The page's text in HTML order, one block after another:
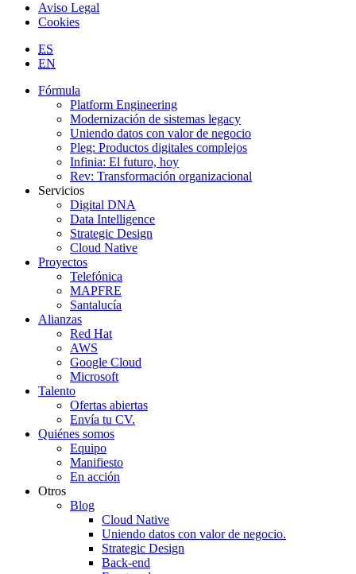
Aviso Legal
Cookies
ES
EN
Fórmula
Platform Engineering
Modernización de sistemas legacy
Uniendo datos con valor de negocio
Pleg: Productos digitales complejos
Infinia: El futuro, hoy
Rev: Transformación organizacional
Servicios
Digital DNA
Data Intelligence
Strategic Design
Cloud Native
Proyectos
Telefónica
MAPFRE
Santalucía
Alianzas
Red Hat
AWS
Google Cloud
Microsoft
Talento
Ofertas abiertas
Envía tu CV.
Quiénes somos
Equipo
Manifiesto
En acción
Otros
Blog
Cloud Native
Uniendo datos con valor de negocio.
Strategic Design
Back-end